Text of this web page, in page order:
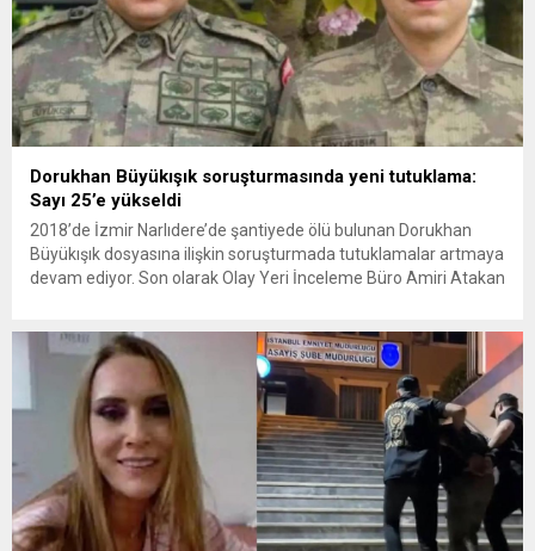
Dorukhan Büyükışık soruşturmasında yeni tutuklama:
Sayı 25’e yükseldi
2018’de İzmir Narlıdere’de şantiyede ölü bulunan Dorukhan
Büyükışık dosyasına ilişkin soruşturmada tutuklamalar artmaya
devam ediyor. Son olarak Olay Yeri İnceleme Büro Amiri Atakan
bulunan Dorukhan Büyükışık’a ilişkin yeniden açılan
soruşturmada tutuklamalar genişliyor. Son olarak dönemin...